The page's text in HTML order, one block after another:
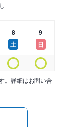
8
土
9
日
。詳細はお問い合